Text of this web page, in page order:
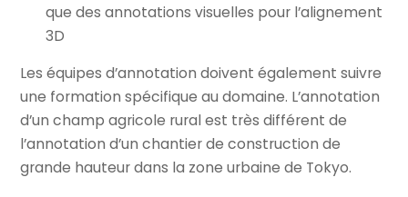
que des annotations visuelles pour l’alignement
3D
Les équipes d’annotation doivent également suivre
une formation spécifique au domaine. L’annotation
d’un champ agricole rural est très différent de
l’annotation d’un chantier de construction de
grande hauteur dans la zone urbaine de Tokyo.